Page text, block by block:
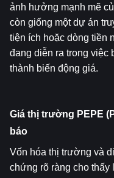
ảnh hưởng mạnh mẽ
còn giống một dự án
tiện ích hoặc dòng tiền
đang diễn ra trong việc
thành biến động giá.
Giá thị trường PEPE
báo
Vốn hóa thị trường và
chứng rõ ràng cho thấy